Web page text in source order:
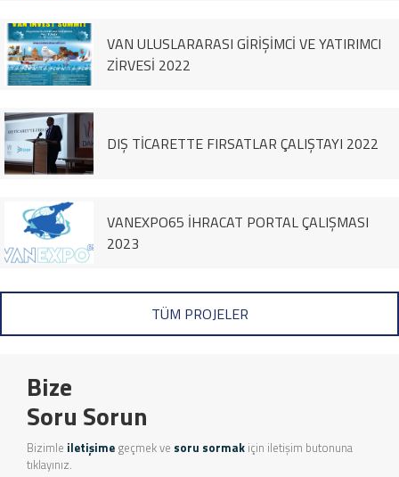
VAN ULUSLARARASI GİRİŞİMCİ VE YATIRIMCI
ZİRVESİ 2022
DIŞ TİCARETTE FIRSATLAR ÇALIŞTAYI 2022
VANEXPO65 İHRACAT PORTAL ÇALIŞMASI
2023
TÜM PROJELER
Bize
Soru Sorun
Bizimle iletişime geçmek ve soru sormak için iletişim butonuna
tıklayınız.